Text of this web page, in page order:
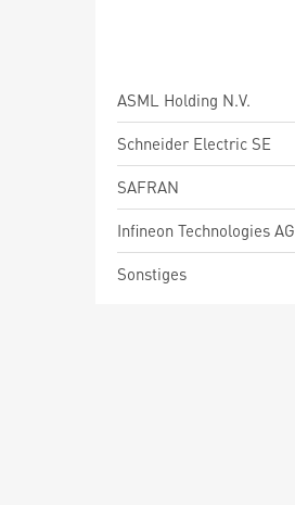
ASML Holding N.V.
Schneider Electric SE
SAFRAN
Infineon Technologies AG
Sonstiges